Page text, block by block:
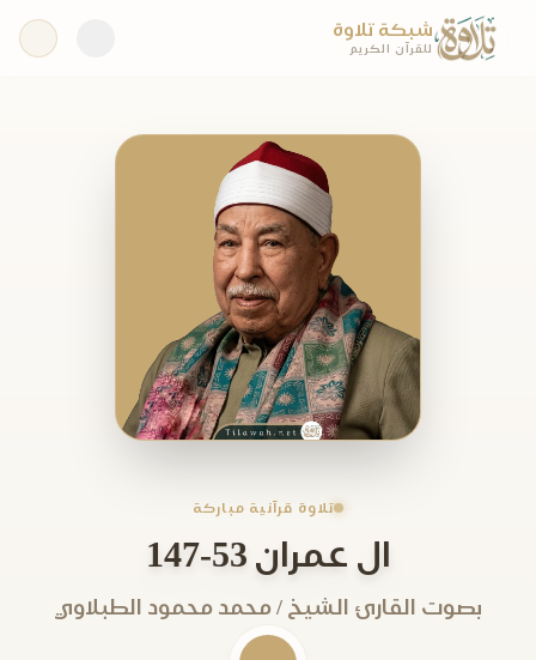
شبكة تلاوة
للقرآن الكريم
تلاوة قرآنية مباركة
ال عمران 53-147
بصوت القارئ الشيخ / محمد محمود الطبلاوي